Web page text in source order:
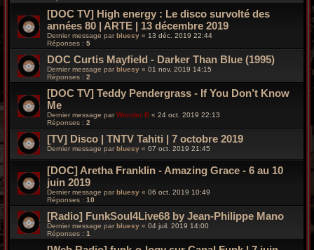
[DOC TV] High energy : Le disco survolté des
années 80 | ARTE | 13 décembre 2019
Dernier message par bluesy « 13 déc. 2019 22:44
Réponses : 5
DOC Curtis Mayfield - Darker Than Blue (1995)
Dernier message par bluesy « 01 nov. 2019 14:15
Réponses : 2
[DOC TV] Teddy Pendergrass - If You Don’t Know
Me
Dernier message par Wonder B « 24 oct. 2019 22:13
Réponses : 2
[TV] Disco | TNTV Tahiti | 7 octobre 2019
Dernier message par bluesy « 07 oct. 2019 21:45
[DOC] Aretha Franklin - Amazing Grace - 6 au 10
juin 2019
Dernier message par bluesy « 06 oct. 2019 10:49
Réponses : 10
[Radio] FunkSoul4Live68 by Jean-Philippe Mano
Dernier message par bluesy « 04 juil. 2019 14:00
Réponses : 1